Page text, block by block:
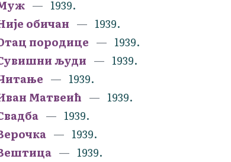
1939.
обичан
1939.
породице
1939.
људи
1939.
1939.
Матвеић
1939.
1939.
1939.
1939.